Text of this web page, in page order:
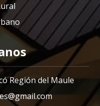
Región del Maule